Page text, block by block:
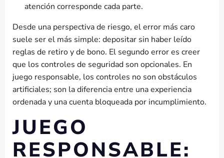
atención corresponde cada parte.
Desde una perspectiva de riesgo, el error más caro
suele ser el más simple: depositar sin haber leído
reglas de retiro y de bono. El segundo error es creer
que los controles de seguridad son opcionales. En
juego responsable, los controles no son obstáculos
artificiales; son la diferencia entre una experiencia
ordenada y una cuenta bloqueada por incumplimiento.
JUEGO
RESPONSABLE: